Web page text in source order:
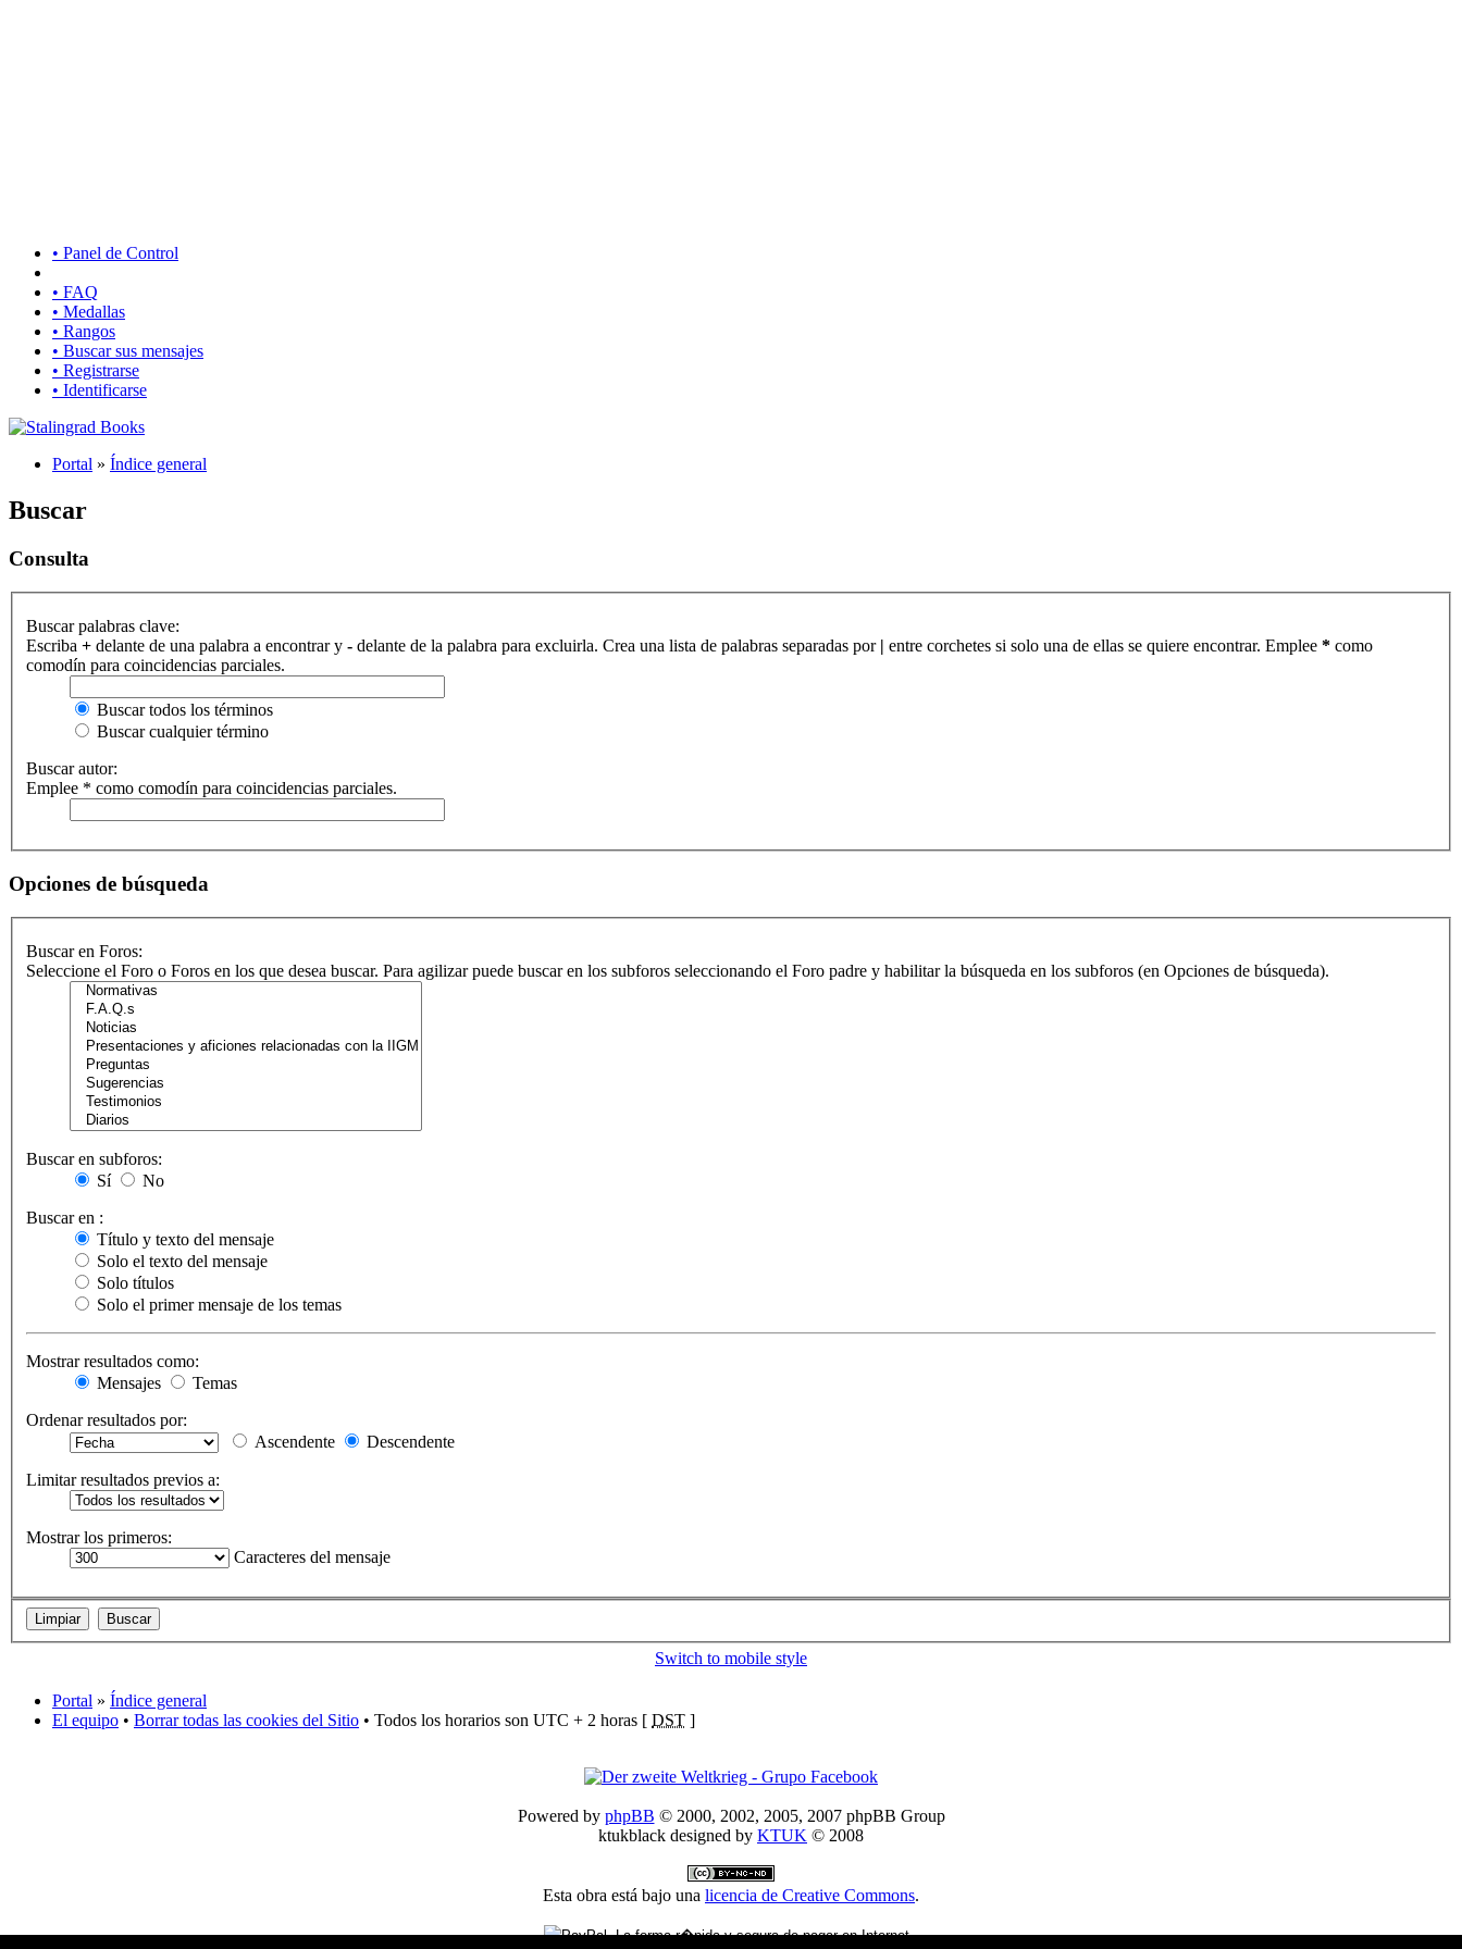
• Panel de Control
• FAQ
• Medallas
• Rangos
• Buscar sus mensajes
• Registrarse
• Identificarse
Portal » Índice general
Buscar
Consulta
Buscar palabras clave:
Escriba + delante de una palabra a encontrar y - delante de la palabra para excluirla. Crea una lista de palabras separadas por | entre corchetes si solo una de ellas se quiere encontrar. Emplee * como
comodín para coincidencias parciales.
Buscar todos los términos
Buscar cualquier término
Buscar autor:
Emplee * como comodín para coincidencias parciales.
Opciones de búsqueda
Buscar en Foros:
Seleccione el Foro o Foros en los que desea buscar. Para agilizar puede buscar en los subforos seleccionando el Foro padre y habilitar la búsqueda en los subforos (en Opciones de búsqueda).
Buscar en subforos:
Sí
No
Buscar en :
Título y texto del mensaje
Solo el texto del mensaje
Solo títulos
Solo el primer mensaje de los temas
Mostrar resultados como:
Mensajes
Temas
Ordenar resultados por:
Ascendente
Descendente
Limitar resultados previos a:
Mostrar los primeros:
Caracteres del mensaje
Switch to mobile style
Portal » Índice general
El equipo • Borrar todas las cookies del Sitio • Todos los horarios son UTC + 2 horas [ DST ]
Powered by phpBB © 2000, 2002, 2005, 2007 phpBB Group
ktukblack designed by KTUK © 2008
Esta obra está bajo una licencia de Creative Commons.